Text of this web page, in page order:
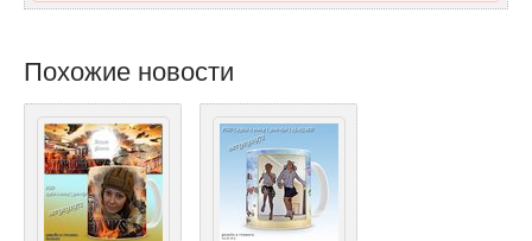
Похожие новости